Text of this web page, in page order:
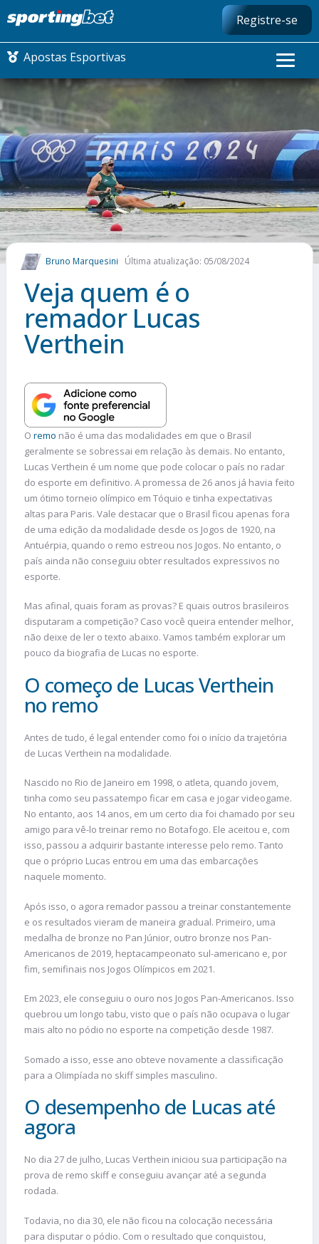
Registre-se
Apostas Esportivas
CONMEBOL LIBERTADORES
FUTEBOL NACIONAL
FUTEBOL INTERNACIONAL
COMO APOSTAR
MAIS ESPORTES
Bruno Marquesini Última atualização: 05/08/2024
Veja quem é o
remador Lucas
Verthein
O remo não é uma das modalidades em que o Brasil
geralmente se sobressai em relação às demais. No entanto,
Lucas Verthein é um nome que pode colocar o país no radar
do esporte em definitivo. A promessa de 26 anos já havia feito
um ótimo torneio olímpico em Tóquio e tinha expectativas
altas para Paris. Vale destacar que o Brasil ficou apenas fora
de uma edição da modalidade desde os Jogos de 1920, na
Antuérpia, quando o remo estreou nos Jogos. No entanto, o
país ainda não conseguiu obter resultados expressivos no
esporte.
Mas afinal, quais foram as provas? E quais outros brasileiros
disputaram a competição? Caso você queira entender melhor,
não deixe de ler o texto abaixo. Vamos também explorar um
pouco da biografia de Lucas no esporte.
O começo de Lucas Verthein
no remo
Antes de tudo, é legal entender como foi o início da trajetória
de Lucas Verthein na modalidade.
Nascido no Rio de Janeiro em 1998, o atleta, quando jovem,
tinha como seu passatempo ficar em casa e jogar videogame.
No entanto, aos 14 anos, em um certo dia foi chamado por seu
amigo para vê-lo treinar remo no Botafogo. Ele aceitou e, com
isso, passou a adquirir bastante interesse pelo remo. Tanto
que o próprio Lucas entrou em uma das embarcações
naquele momento.
Após isso, o agora remador passou a treinar constantemente
e os resultados vieram de maneira gradual. Primeiro, uma
medalha de bronze no Pan Júnior, outro bronze nos Pan-
Americanos de 2019, heptacampeonato sul-americano e, por
fim, semifinais nos Jogos Olímpicos em 2021.
Em 2023, ele conseguiu o ouro nos Jogos Pan-Americanos. Isso
quebrou um longo tabu, visto que o país não ocupava o lugar
mais alto no pódio no esporte na competição desde 1987.
Somado a isso, esse ano obteve novamente a classificação
para a Olimpíada no skiff simples masculino.
O desempenho de Lucas até
agora
No dia 27 de julho, Lucas Verthein iniciou sua participação na
prova de remo skiff e conseguiu avançar até a segunda
rodada.
Todavia, no dia 30, ele não ficou na colocação necessária
para disputar o pódio. Com o resultado que conquistou,